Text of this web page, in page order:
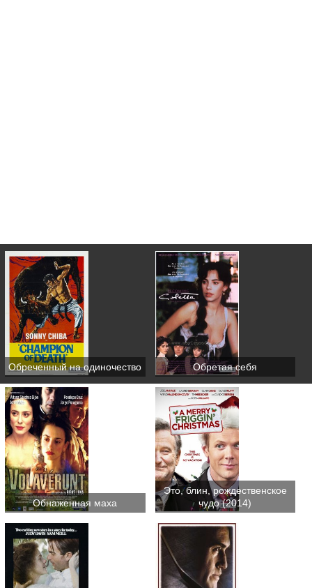
Обреченный на одиночество Обретая себя
Обнаженная маха
Это, блин, рождественское
чудо (2014)